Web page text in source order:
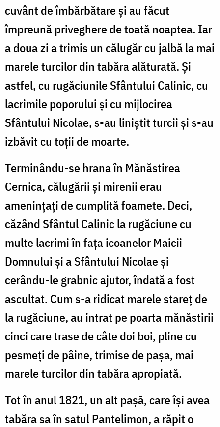
cuvânt de îmbărbătare și au făcut
împreună priveghere de toată noaptea. Iar
a doua zi a trimis un călugăr cu jalbă la mai
marele turcilor din tabăra alăturată. Și
astfel, cu rugăciunile Sfântului Calinic, cu
lacrimile poporului și cu mijlocirea
Sfântului Nicolae, s-au liniștit turcii și s-au
izbăvit cu toții de moarte.
Terminându-se hrana în Mănăstirea
Cernica, călugării și mirenii erau
amenințați de cumplită foamete. Deci,
căzând Sfântul Calinic la rugăciune cu
multe lacrimi în fața icoanelor Maicii
Domnului și a Sfântului Nicolae și
cerându-le grabnic ajutor, îndată a fost
ascultat. Cum s-a ridicat marele stareț de
la rugăciune, au intrat pe poarta mănăstirii
cinci care trase de câte doi boi, pline cu
pesmeți de pâine, trimise de pașa, mai
marele turcilor din tabăra apropiată.
Tot în anul 1821, un alt pașă, care își avea
tabăra sa în satul Pantelimon, a răpit o